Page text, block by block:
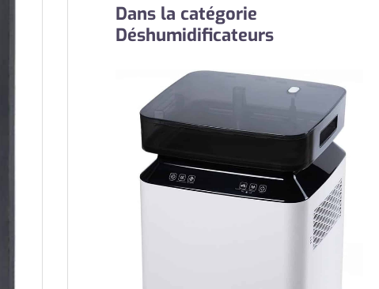
r
Dans la catégorie
Déshumidificateurs